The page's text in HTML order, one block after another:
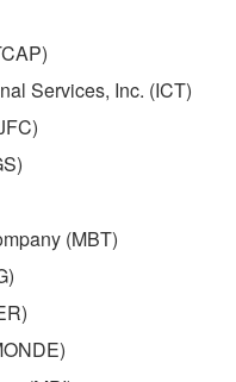
Services, Inc. (ICT)
(MBT)